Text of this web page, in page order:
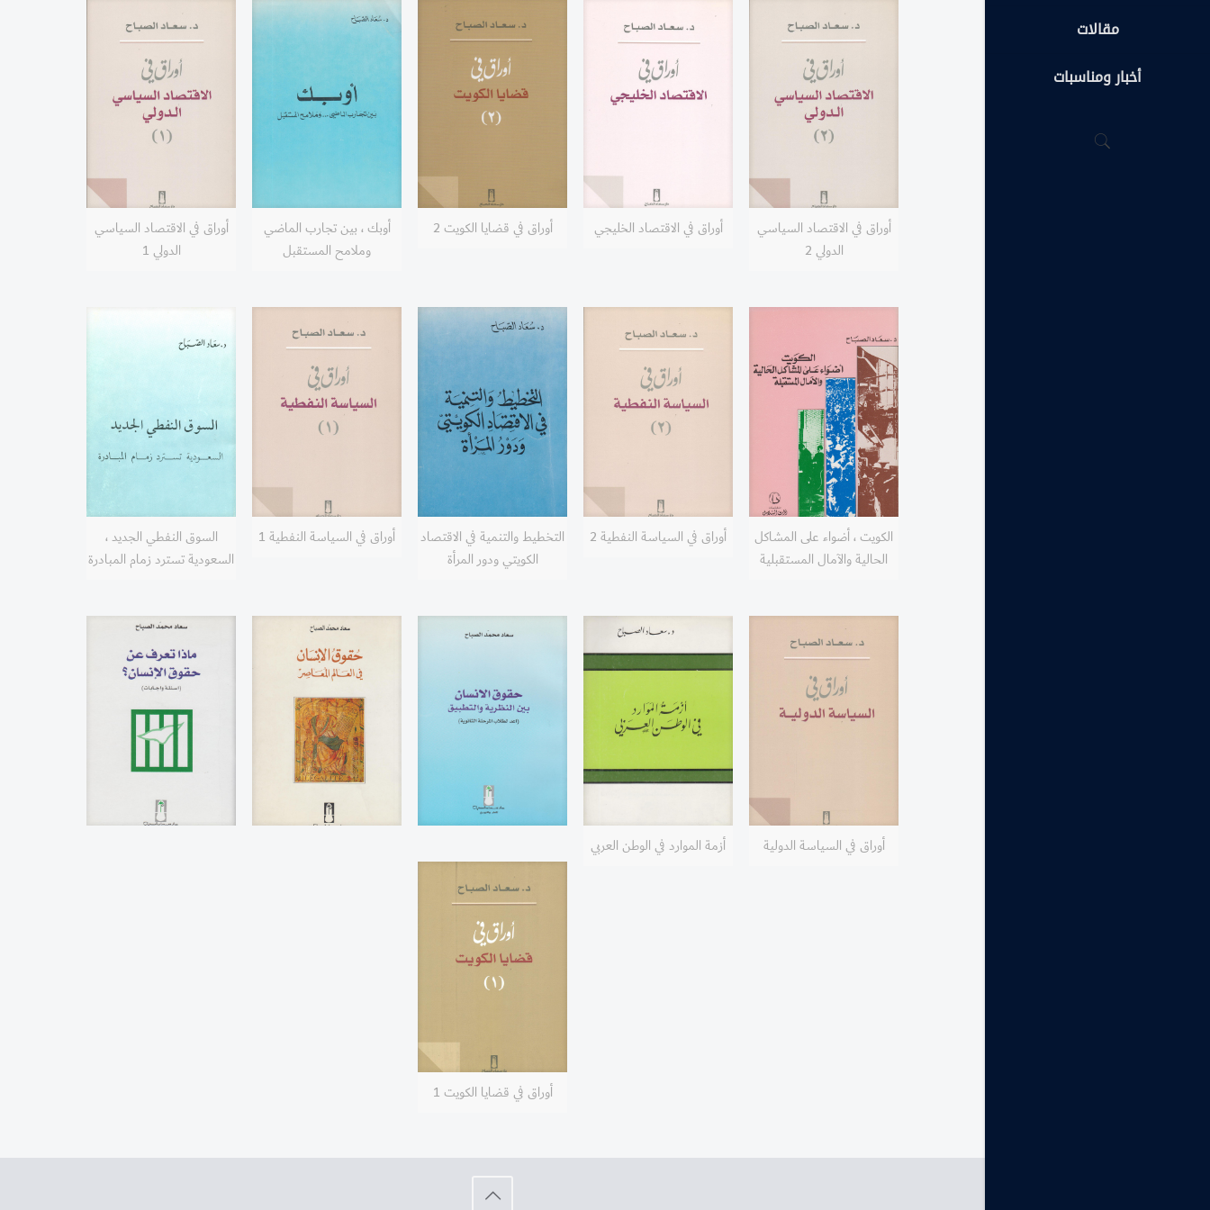
مقالات
أخبار ومناسبات
أوراق في الاقتصاد السياسي
الدولي 2
أوراق في الاقتصاد الخليجي أوراق في قضايا الكويت 2
أوبك ، بين تجارب الماضي
وملامح المستقبل
أوراق في الاقتصاد السياسي
الدولي 1
الكويت ، أضواء على المشاكل
الحالية والآمال المستقبلية
أوراق في السياسة النفطية 2
التخطيط والتنمية في الاقتصاد
الكويتي ودور المرأة
أوراق في السياسة النفطية 1
السوق النفطي الجديد ،
السعودية تسترد زمام المبادرة
أوراق في السياسة الدولية أزمة الموارد في الوطن العربي
أوراق في قضايا الكويت 1